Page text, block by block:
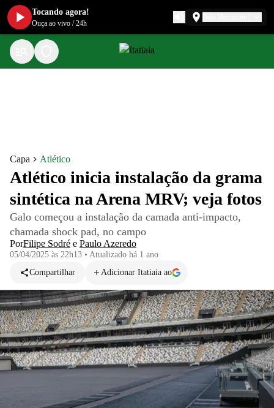
Capa Atlético
Atlético inicia instalação da grama
sintética na Arena MRV; veja fotos
Galo começou a instalação da camada anti-impacto,
chamada shock pad, no campo
PorFilipe Sodré e Paulo Azeredo
05/04/2025 às 22h13 • Atualizado há 1 ano
Compartilhar
Adicionar Itatiaia ao
Tocando agora!
Ouça ao vivo /24h